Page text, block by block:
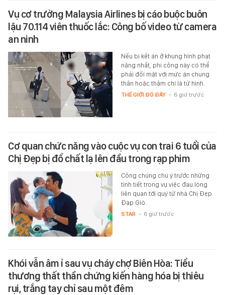
Vụ cơ trưởng Malaysia Airlines bị cáo buộc buôn
lậu 70.114 viên thuốc lắc: Công bố video từ camera
an ninh
Nếu bị kết án ở khung hình phạt
nặng nhất, phi công này có thể
phải đối mặt với mức án chung
thân hoặc thậm chí là tử hình.
THẾ GIỚI ĐÓ ĐÂY - 6 giờ trước
Cơ quan chức năng vào cuộc vụ con trai 6 tuổi của
Chị Đẹp bị đổ chất lạ lên đầu trong rạp phim
Công chúng chú ý trước những
tình tiết trong vụ việc đau lòng
liên quan tới quý tử nhà Chị Đẹp
Đạp Gió.
STAR - 6 giờ trước
Khói vẫn âm ỉ sau vụ cháy chợ Biên Hòa: Tiểu
thương thất thần chứng kiến hàng hóa bị thiêu
rụi, trắng tay chỉ sau một đêm